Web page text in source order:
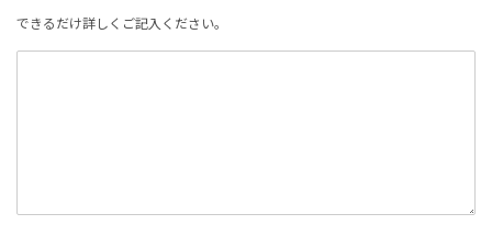
できるだけ詳しくご記入ください。